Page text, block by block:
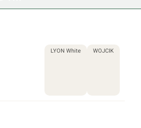
WOJCIK
LYON White